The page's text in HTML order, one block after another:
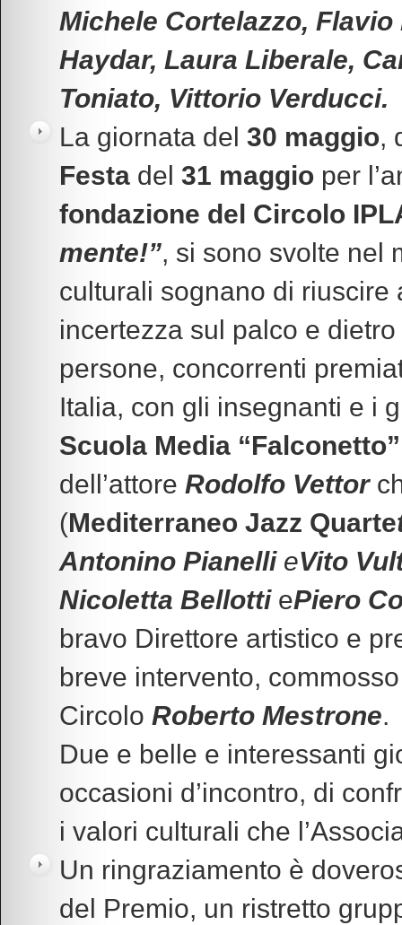
Michele Cortelazzo,
Haydar, Laura Liberale,
Toniato, Vittorio Verducci.
La giornata del 30 maggio,
Festa del 31 maggio per
fondazione del Circolo
mente!”, si sono svolte nel
culturali sognano di
incertezza sul palco e
persone, concorrenti
Italia, con gli insegnanti e i
Scuola Media
dell’attore Rodolfo Vettor
(Mediterraneo Jazz Quarte
Antonino PianellieVito
Nicoletta Bellotti ePiero
bravo Direttore artistico e
breve intervento,
Circolo Roberto Mestrone.
Due e belle e interessanti
occasioni d’incontro, di
i valori culturali che
Un ringraziamento è
del Premio, un ristretto